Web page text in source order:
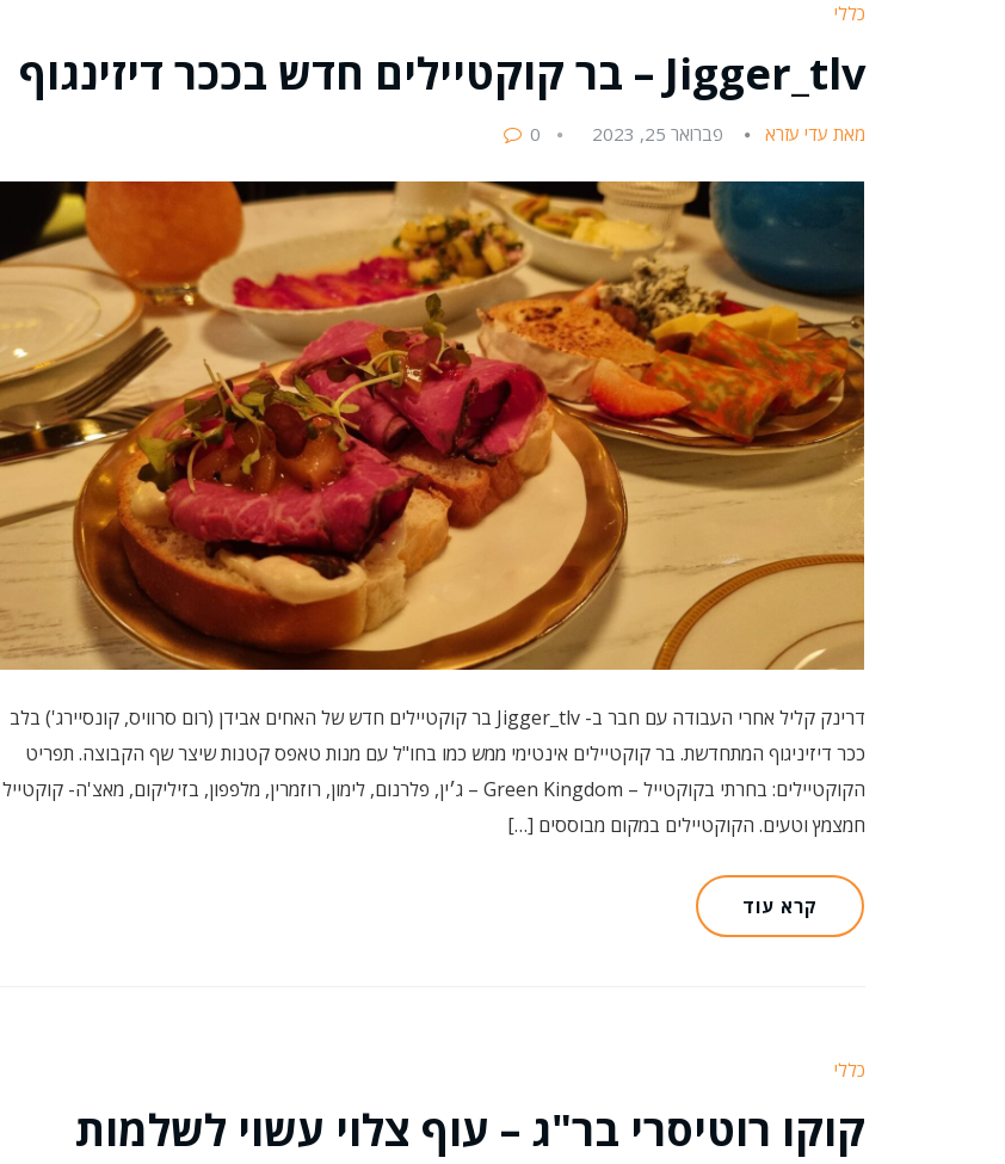
כללי
Jigger_tlv – בר קוקטיילים חדש בככר דיזינגוף
מאת עדי עזרא פברואר 25, 2023 0
דרינק קליל אחרי העבודה עם חבר ב- Jigger_tlv בר קוקטיילים חדש של האחים אבידן (רום סרוויס, קונסיירג') בלב
ככר דיזיניגוף המתחדשת. בר קוקטיילים אינטימי ממש כמו בחו"ל עם מנות טאפס קטנות שיצר שף הקבוצה. תפריט
הקוקטיילים: בחרתי בקוקטייל – Green Kingdom – ג׳ין, פלרנום, לימון, רוזמרין, מלפפון, בזיליקום, מאצ'ה- קוקטייל
חמצמץ וטעים. הקוקטיילים במקום מבוססים […]
קרא עוד
כללי
קוקו רוטיסרי בר"ג – עוף צלוי עשוי לשלמות